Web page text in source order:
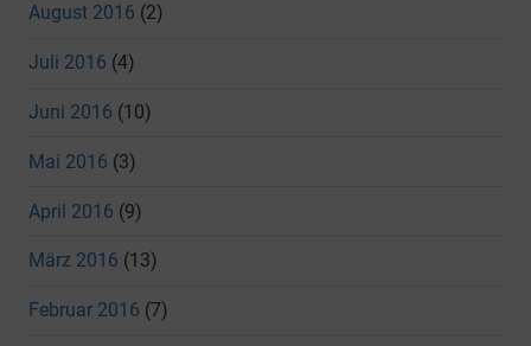
August 2016 (2)
Juli 2016 (4)
Juni 2016 (10)
Mai 2016 (3)
April 2016 (9)
März 2016 (13)
Februar 2016 (7)